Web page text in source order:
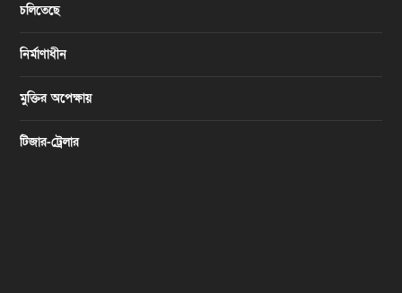
চলিতেছে
নির্মাণাধীন
মুক্তির অপেক্ষায়
টিজার-ট্রেলার